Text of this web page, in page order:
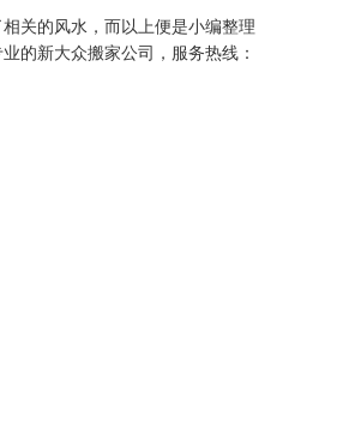
关的风水，而以上便是小编整理
的新大众搬家公司，服务热线：